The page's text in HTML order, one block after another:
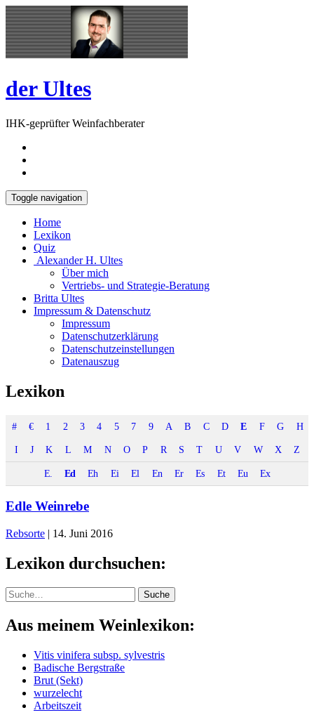
Skip
to
content
Open
Sidebar
der Ultes
IHK-geprüfter Weinfachberater
Toggle navigation
Home
Lexikon
Quiz
Alexander H. Ultes
Über mich
Vertriebs- und Strategie-Beratung
Britta Ultes
Impressum & Datenschutz
Impressum
Datenschutzerklärung
Datenschutzeinstellungen
Datenauszug
Lexikon
# € 1 2 3 4 5 7 9 A B C D E F G H
I J K L M N O P R S T U V W X Z
E. Ed Eh Ei El En Er Es Et Eu Ex
Edle Weinrebe
Rebsorte | 14. Juni 2016
Lexikon durchsuchen:
Suche Suche
Aus meinem Weinlexikon:
Vitis vinifera subsp. sylvestris
Badische Bergstraße
Brut (Sekt)
wurzelecht
Arbeitszeit